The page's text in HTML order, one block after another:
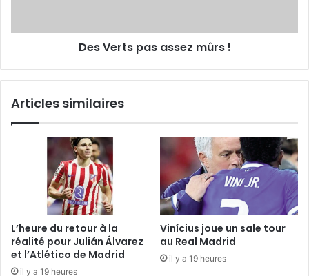
Des Verts pas assez mûrs !
Articles similaires
L’heure du retour à la
réalité pour Julián Álvarez
et l’Atlético de Madrid
il y a 19 heures
Vinícius joue un sale tour
au Real Madrid
il y a 19 heures